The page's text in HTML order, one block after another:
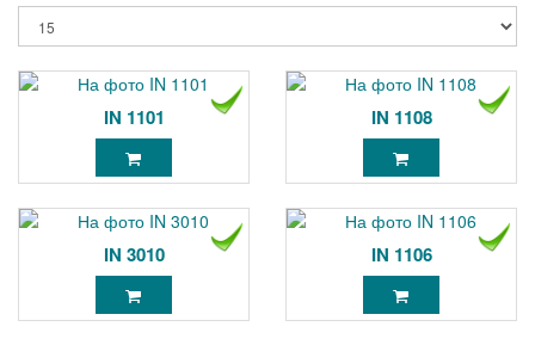
IN 1101 IN 1108
IN 3010 IN 1106